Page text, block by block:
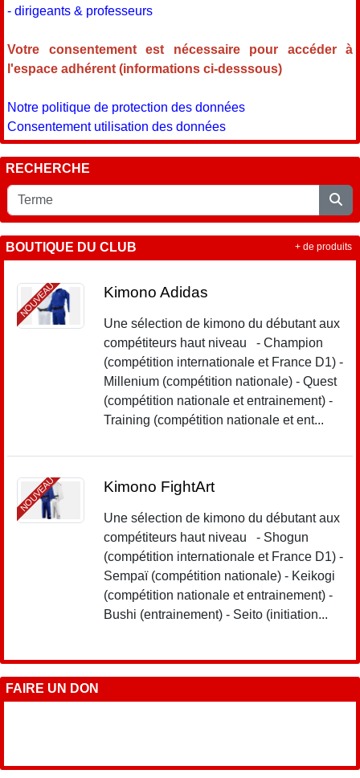
- dirigeants & professeurs
Votre consentement est nécessaire pour accéder à
l'espace adhérent (informations ci-desssous)
Notre politique de protection des données
Consentement utilisation des données
RECHERCHE
BOUTIQUE DU CLUB
NOUVEAU Kimono Adidas
Une sélection de kimono du débutant aux
compétiteurs haut niveau - Champion
(compétition internationale et France D1) -
Millenium (compétition nationale) - Quest
(compétition nationale et entrainement) -
Training (compétition nationale et ent...
NOUVEAU Kimono FightArt
Une sélection de kimono du débutant aux
compétiteurs haut niveau - Shogun
(compétition internationale et France D1) -
Sempaï (compétition nationale) - Keikogi
(compétition nationale et entrainement) -
Bushi (entrainement) - Seito (initiation...
+ de produits
FAIRE UN DON